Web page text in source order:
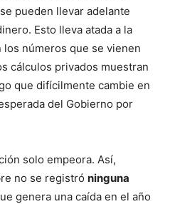
pueden llevar adelante
Esto lleva atada a la
números que se vienen
cálculos privados muestran
que difícilmente cambie en
del Gobierno por
solo empeora. Así,
no se registró ninguna
genera una caída en el año